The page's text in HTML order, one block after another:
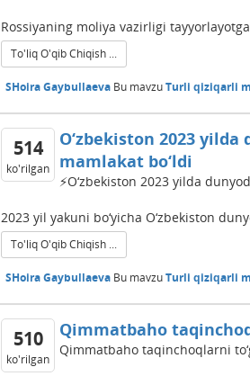
Rossiyaning moliya vazirligi
To'liq O'qib Chiqish ...
SHoira Gaybullaeva Bu mavzuTurli qiziqarli
514
ko'rilgan
O‘zbekiston 2023
mamlakat bo‘ldi
⚡️O‘zbekiston 2023 yilda
2023 yil yakuni bo‘yicha O‘zbekiston
To'liq O'qib Chiqish ...
SHoira Gaybullaeva Bu mavzuTurli qiziqarli
510
ko'rilgan
Qimmatbaho
Qimmatbaho taqinchoqlarni